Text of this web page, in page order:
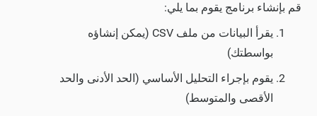
قم بإنشاء برنامج يقوم بما يلي:
يقرأ البيانات من ملف CSV (يمكن إنشاؤه
بواسطتك)
يقوم بإجراء التحليل الأساسي (الحد الأدنى والحد
الأقصى والمتوسط)